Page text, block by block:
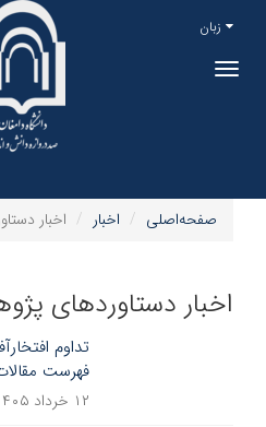
Toggle
زبان
صفحه‌اصلی اخبار اخبار
اخبار دستاوردهای
تداوم
فهرست
۱۲ خرداد ۱۴۰۵